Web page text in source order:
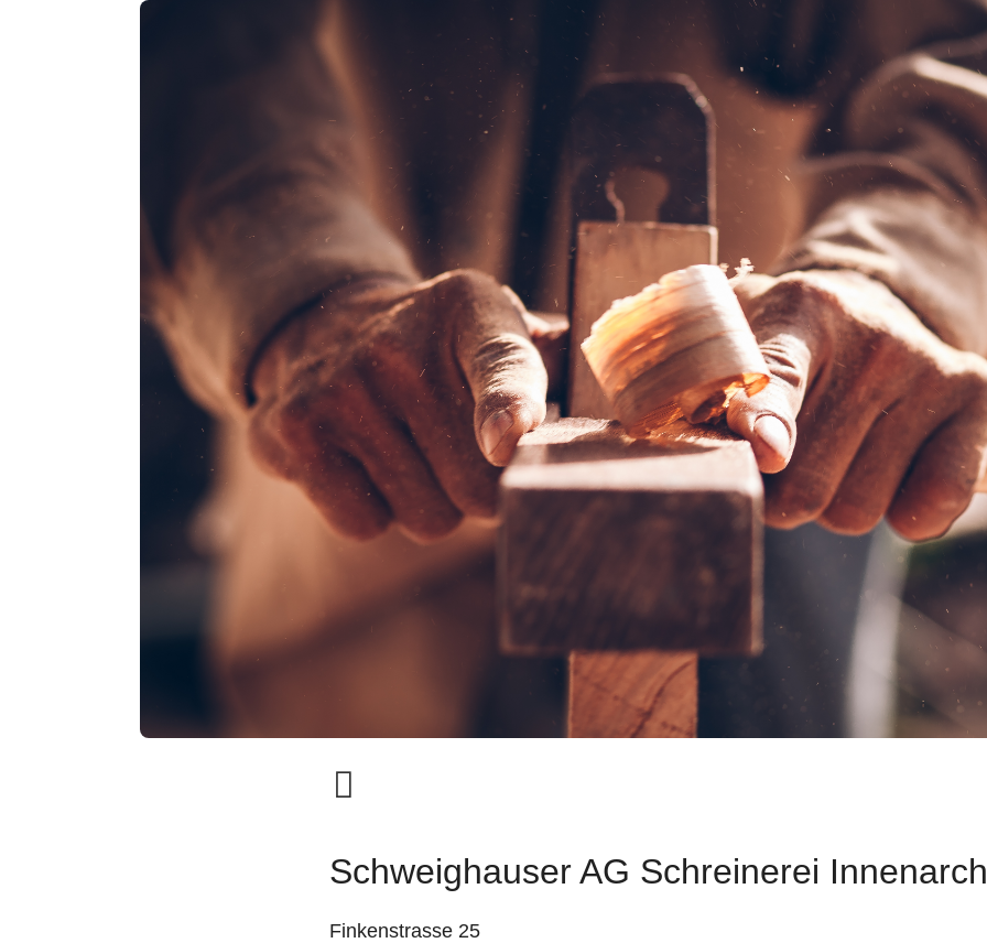
Schweighauser AG Schreinerei
Finkenstrasse 25